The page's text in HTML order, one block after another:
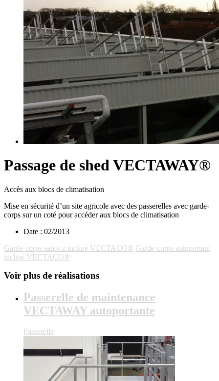
Passage de shed VECTAWAY®
Accès aux blocs de climatisation
Mise en sécurité d’un site agricole avec des passerelles avec garde-
corps sur un coté pour accéder aux blocs de climatisation
Date : 02/2013
Garde-corps sabot z incliné VECTACO® Garde-corps autoportant
incliné VECTACO®
Voir plus de réalisations
Passerelle de maintenance
VECTAWAY autoportante
Passerelle